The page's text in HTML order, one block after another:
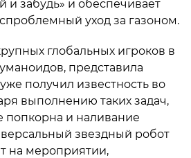
и забудь» и обеспечивает
уход за газоном.
глобальных игроков в
представила
получил известность во
выполнению таких задач,
попкорна и наливание
звездный робот
на мероприятии,